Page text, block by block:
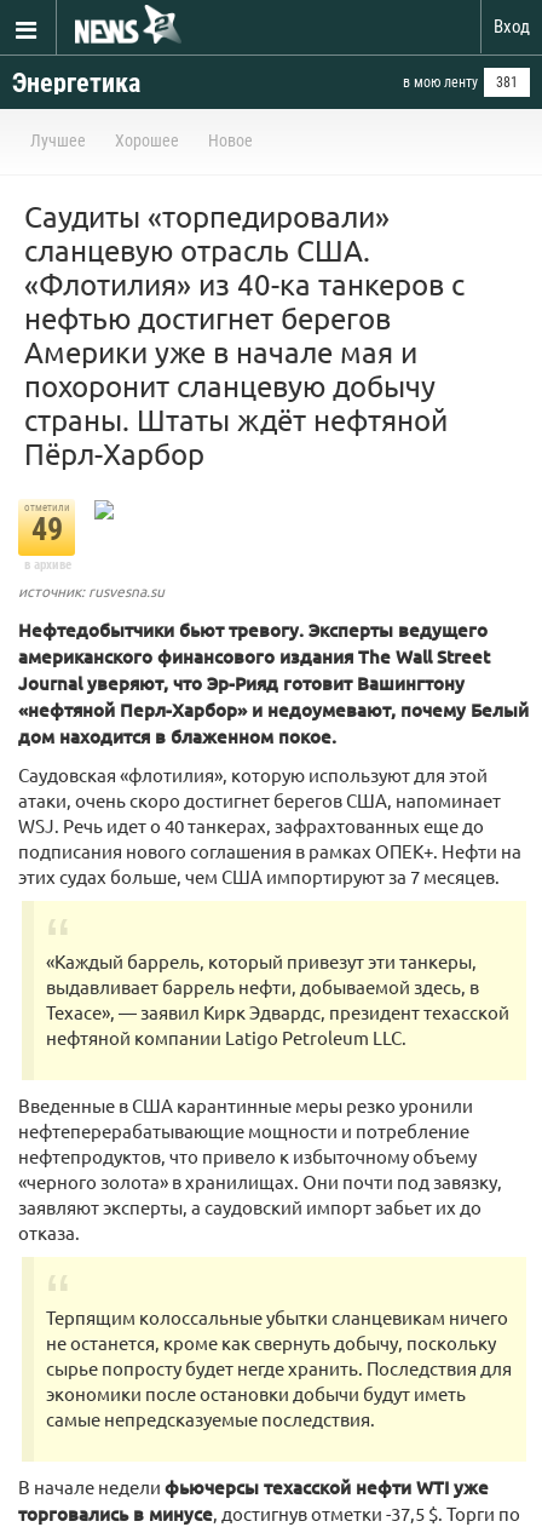
Вход
Энергетика в мою ленту 381
Лучшее Хорошее Новое
Саудиты «торпедировали»
сланцевую отрасль США.
«Флотилия» из 40-ка танкеров с
нефтью достигнет берегов
Америки уже в начале мая и
похоронит сланцевую добычу
страны. Штаты ждёт нефтяной
Пёрл-Харбор
отметили
49
в архиве
источник: rusvesna.su
Нефтедобытчики бьют тревогу. Эксперты ведущего
американского финансового издания The Wall Street
Journal уверяют, что Эр-Рияд готовит Вашингтону
«нефтяной Перл-Харбор» и недоумевают, почему Белый
дом находится в блаженном покое.
Саудовская «флотилия», которую используют для этой
атаки, очень скоро достигнет берегов США, напоминает
WSJ. Речь идет о 40 танкерах, зафрахтованных еще до
подписания нового соглашения в рамках ОПЕК+. Нефти на
этих судах больше, чем США импортируют за 7 месяцев.
«Каждый баррель, который привезут эти танкеры,
выдавливает баррель нефти, добываемой здесь, в
Техасе», — заявил Кирк Эдвардс, президент техасской
нефтяной компании Latigo Petroleum LLC.
Введенные в США карантинные меры резко уронили
нефтеперерабатывающие мощности и потребление
нефтепродуктов, что привело к избыточному объему
«черного золота» в хранилищах. Они почти под завязку,
заявляют эксперты, а саудовский импорт забьет их до
отказа.
Терпящим колоссальные убытки сланцевикам ничего
не останется, кроме как свернуть добычу, поскольку
сырье попросту будет негде хранить. Последствия для
экономики после остановки добычи будут иметь
самые непредсказуемые последствия.
В начале недели фьючерсы техасской нефти WTI уже
торговались в минусе, достигнув отметки -37,5 $. Торги по